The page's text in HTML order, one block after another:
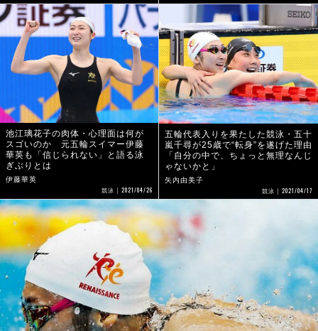
池江璃花子の肉体・心理面は何が
スゴいのか 元五輪スイマー伊藤
華英も「信じられない」と語る泳
ぎぶりとは
伊藤華英
競泳 2021/04/26
五輪代表入りを果たした競泳・五十
嵐千尋が25歳で“転身”を遂げた理由
「自分の中で、ちょっと無理なんじ
ゃないかと」
矢内由美子
競泳 2021/04/17